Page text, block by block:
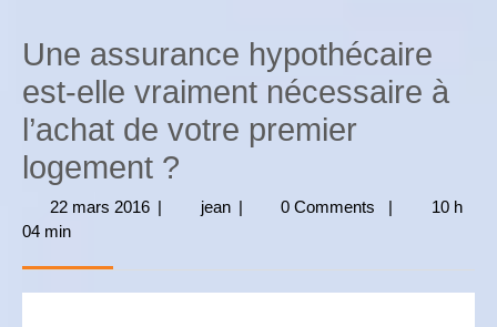
Une assurance hypothécaire
est-elle vraiment nécessaire à
l’achat de votre premier
logement ?
22 mars 2016 22
| jean jean
| 0 Comments |
10 h
04 min